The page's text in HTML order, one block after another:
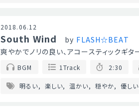
2018.06.12
South Wind by FLASH☆BEAT
爽やかでノリの良い、アコースティックギ
BGM 1Track 2:30
明るい 楽しい 温かい 穏やか 優しい